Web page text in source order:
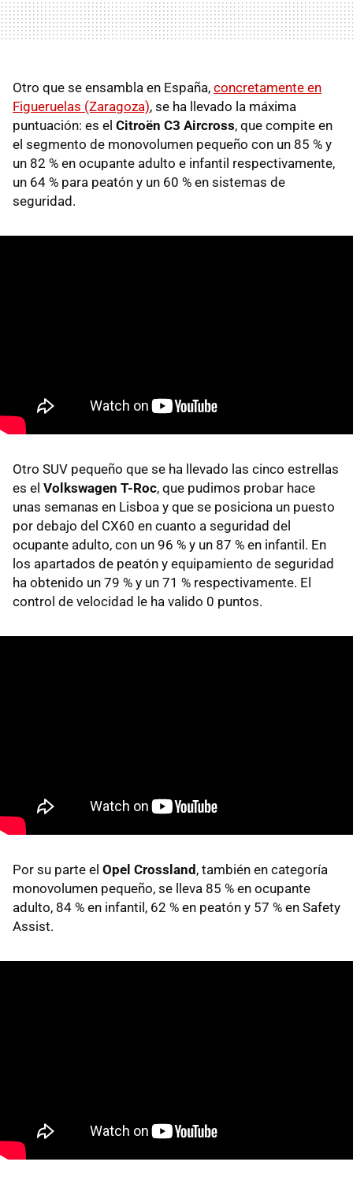
Otro que se ensambla en España, concretamente en
Figueruelas (Zaragoza), se ha llevado la máxima
puntuación: es el Citroën C3 Aircross, que compite en
el segmento de monovolumen pequeño con un 85 % y
un 82 % en ocupante adulto e infantil respectivamente,
un 64 % para peatón y un 60 % en sistemas de
seguridad.
Otro SUV pequeño que se ha llevado las cinco estrellas
es el Volkswagen T-Roc, que pudimos probar hace
unas semanas en Lisboa y que se posiciona un puesto
por debajo del CX60 en cuanto a seguridad del
ocupante adulto, con un 96 % y un 87 % en infantil. En
los apartados de peatón y equipamiento de seguridad
ha obtenido un 79 % y un 71 % respectivamente. El
control de velocidad le ha valido 0 puntos.
Por su parte el Opel Crossland, también en categoría
monovolumen pequeño, se lleva 85 % en ocupante
adulto, 84 % en infantil, 62 % en peatón y 57 % en Safety
Assist.